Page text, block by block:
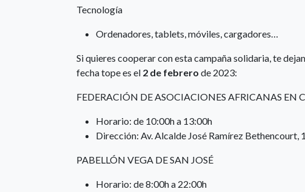
Tecnología
Ordenadores, tablets, móviles, cargadores…
Si quieres cooperar con esta campaña solidaria, te
fecha tope es el 2 de febrero de 2023:
FEDERACIÓN DE ASOCIACIONES AFRICANAS EN
Horario: de 10:00h a 13:00h
Dirección: Av. Alcalde José Ramírez Bethencourt,
PABELLÓN VEGA DE SAN JOSÉ
Horario: de 8:00h a 22:00h